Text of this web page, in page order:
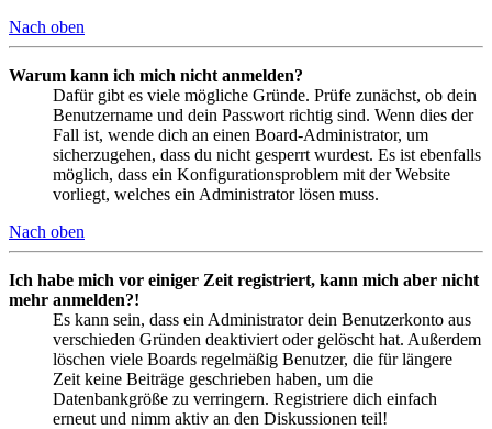
Nach oben
Warum kann ich mich nicht anmelden?
Dafür gibt es viele mögliche Gründe. Prüfe zunächst, ob dein
Benutzername und dein Passwort richtig sind. Wenn dies der
Fall ist, wende dich an einen Board-Administrator, um
sicherzugehen, dass du nicht gesperrt wurdest. Es ist ebenfalls
möglich, dass ein Konfigurationsproblem mit der Website
vorliegt, welches ein Administrator lösen muss.
Nach oben
Ich habe mich vor einiger Zeit registriert, kann mich aber nicht
mehr anmelden?!
Es kann sein, dass ein Administrator dein Benutzerkonto aus
verschieden Gründen deaktiviert oder gelöscht hat. Außerdem
löschen viele Boards regelmäßig Benutzer, die für längere
Zeit keine Beiträge geschrieben haben, um die
Datenbankgröße zu verringern. Registriere dich einfach
erneut und nimm aktiv an den Diskussionen teil!